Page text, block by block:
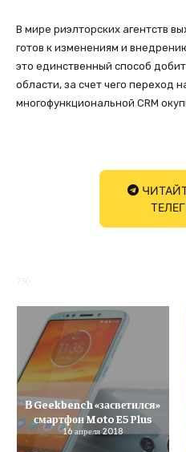
В мире риэлторских агентств
готов к изменениям и
это единственный способ
области, за счет чего переход
многофункциональной CRM
В Geekbench «засветился»
смартфон Moto E5 Plus
16 апреля 2018